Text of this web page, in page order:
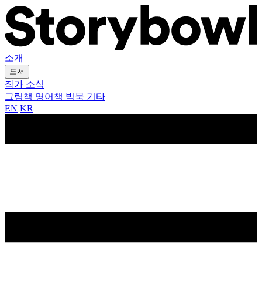
소개
도서
작가 소식
그림책 영어책 빅북 기타
EN KR